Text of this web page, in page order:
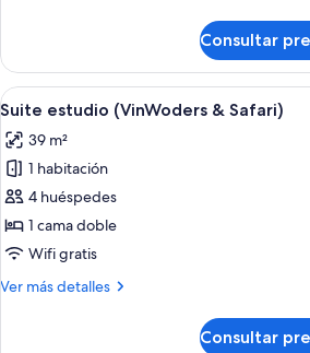
(Twin
Bed
-
VinWonders
&
Safari)
estándar
con
2
individuales
(Twin
Bed
-
VinWonders
&
Safari)
Consultar
Abrir
todas
las
fotos
de
Suite
estudio
&
7
Suite estudio (VinWoders & Safari)
39 m²
1 habitación
4 huéspedes
1 cama doble
Wifi gratis
Ver más detalles
Más
Consultar